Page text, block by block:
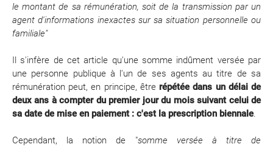
le montant de sa rémunération, soit de la transmission par un
agent d'informations inexactes sur sa situation personnelle ou
familiale"
Il s'infère de cet article qu'une somme indûment versée par
une personne publique à l'un de ses agents au titre de sa
rémunération peut, en principe, être répétée dans un délai de
deux ans à compter du premier jour du mois suivant celui de
sa date de mise en paiement : c'est la prescription biennale.
Cependant, la notion de "somme versée à titre de